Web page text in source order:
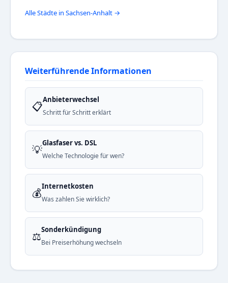
Alle Städte in Sachsen-Anhalt →
Weiterführende Informationen
📋Anbieterwechsel
Schritt für Schritt erklärt
💡Glasfaser vs. DSL
Welche Technologie für wen?
💰Internetkosten
Was zahlen Sie wirklich?
⚖️Sonderkündigung
Bei Preiserhöhung wechseln